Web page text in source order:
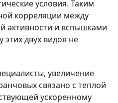
условия. Таким
корреляции между
активности и вспышками
двух видов не
увеличение
связано с теплой
ускоренному